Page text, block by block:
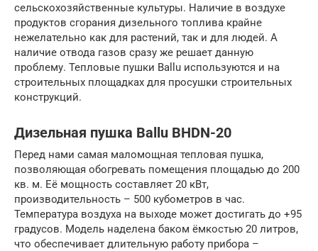
сельскохозяйственные культуры. Наличие в воздухе
продуктов сгорания дизельного топлива крайне
нежелательно как для растений, так и для людей. А
наличие отвода газов сразу же решает данную
проблему. Тепловые пушки Ballu используются и на
строительных площадках для просушки строительных
конструкций.
Дизельная пушка Ballu BHDN-20
Перед нами самая маломощная тепловая пушка,
позволяющая обогревать помещения площадью до 200
кв. м. Её мощность составляет 20 кВт,
производительность – 500 кубометров в час.
Температура воздуха на выходе может достигать до +95
градусов. Модель наделена баком ёмкостью 20 литров,
что обеспечивает длительную работу прибора –